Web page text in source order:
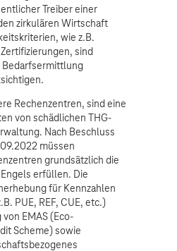
Treiber einer
zirkulären Wirtschaft
wie z.B.
sind
Bedarfsermittlung
Rechenzentren, sind eine
von schädlichen THG-
Nach Beschluss
müssen
grundsätzlich die
erfüllen. Die
für Kennzahlen
PUE, REF, CUE, etc.)
EMAS (Eco-
Scheme) sowie